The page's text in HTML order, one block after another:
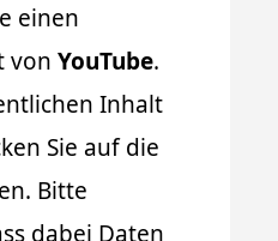
einen
von YouTube.
Inhalt
Sie auf die
Bitte
dabei Daten